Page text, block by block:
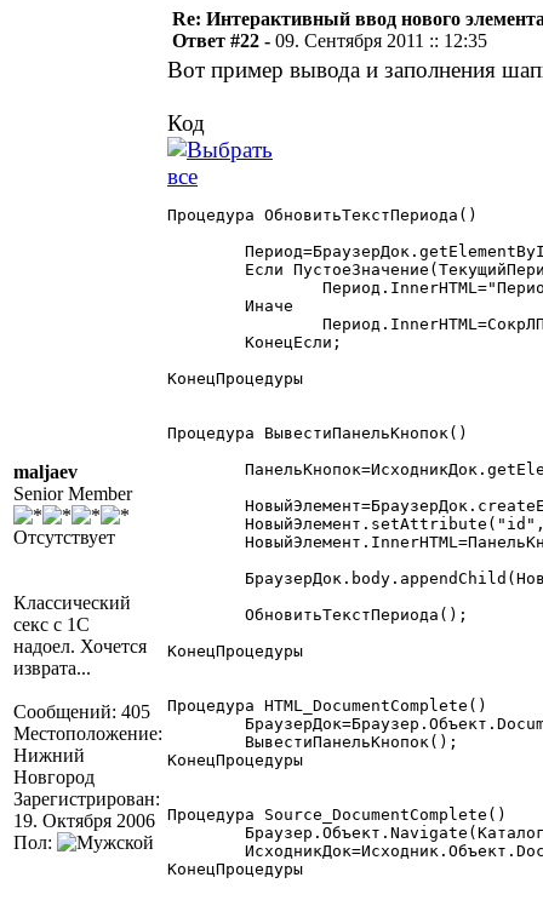
maljaev
Senior Member
Отсутствует
Классический
секс с 1С
надоел. Хочется
изврата...
Сообщений: 405
Местоположение:
Нижний
Новгород
Зарегистрирован:
19. Октября 2006
Пол:
Re: Интерактивный ввод нового
Ответ #22 - 09. Сентября 2011 :: 12:35
Вот пример вывода и заполнения
Код
Процедура ОбновитьТекстПериода()
КонецПроцедуры
Процедура ВывестиПанельКнопок()
КонецПроцедуры
Процедура HTML_DocumentComplete()
КонецПроцедуры
Процедура Source_DocumentComplete()
КонецПроцедуры